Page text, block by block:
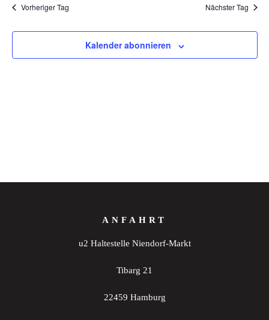
Vorheriger Tag Nächster Tag
Kalender abonnieren
ANFAHRT
u2 Haltestelle Niendorf-Markt
Tibarg 21
22459 Hamburg